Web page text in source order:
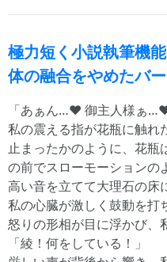
極力短く小説執筆機
体の融合をやめたバ
「あぁん…♥ 御主人様ぁ…♥
私の震える指が花瓶に触れ
止まったかのように、花瓶
の前でスローモーションの
高い音を立てて大理石の床
私の心臓が激しく鼓動を打
怒りの形相が目に浮かび、
「綾！何をしている！」